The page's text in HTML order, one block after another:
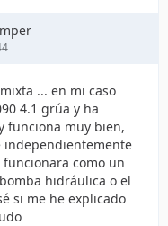
... en mi caso
4.1 grúa y ha
funciona muy bien,
independientemente
funcionara como un
hidráulica o el
si me he explicado